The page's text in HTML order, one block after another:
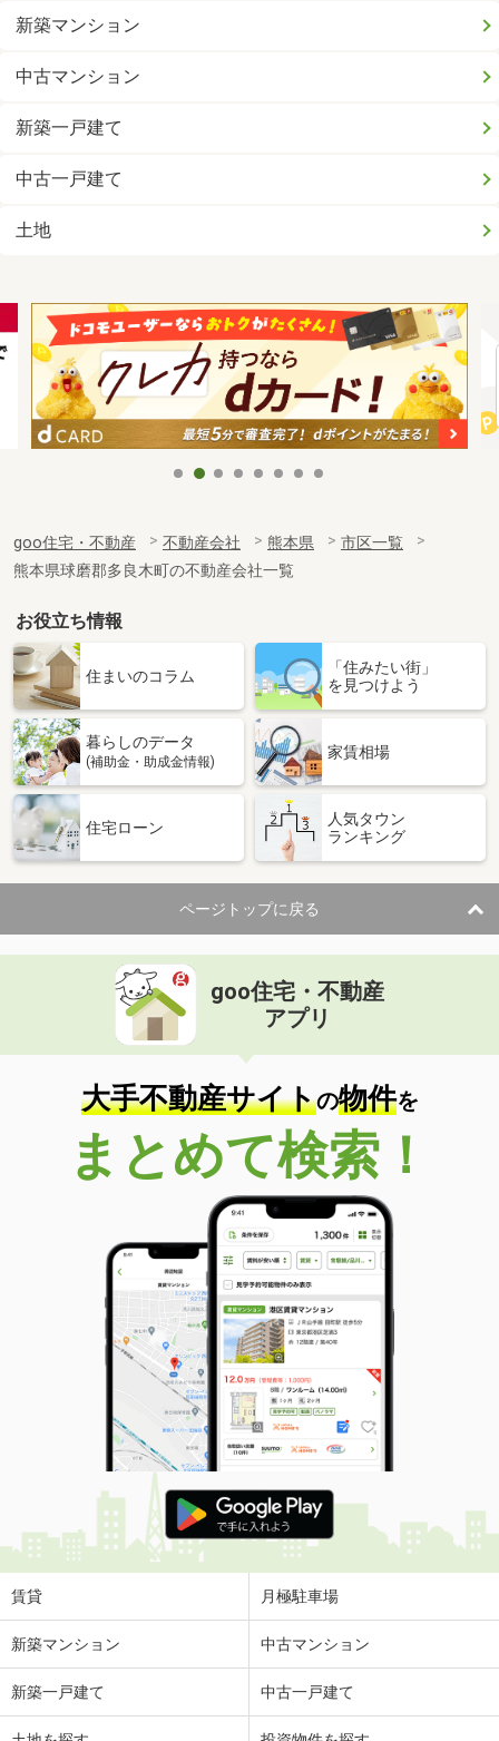
新築マンション
中古マンション
新築一戸建て
中古一戸建て
土地
goo住宅・不動産 不動産会社 熊本県
市区一覧
熊本県球磨郡多良木町の不動産会社一覧
お役立ち情報
住まいのコラム
「住みたい街」
を見つけよう
暮らしのデータ
(補助金・助成金情報)
家賃相場
住宅ローン
人気タウン
ランキング
ページトップに戻る
goo住宅・不動産
アプリ
大手不動産サイトの物件を
まとめて検索！
賃貸 月極駐車場
新築マンション 中古マンション
新築一戸建て 中古一戸建て